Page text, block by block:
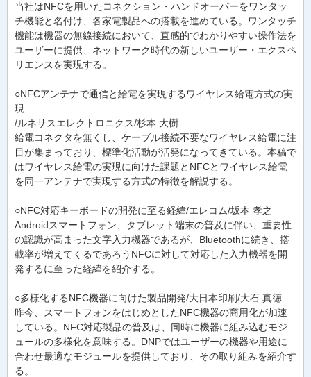
当社はNFCを用いたコネクション・ハンドオーバーをワンタッ
チ機能と名付け、各家電製品への搭載を進めている。ワンタッチ
機能は機器の無線接続において、直感的でわかりやすい操作法を
ユーザーに提供、ネットワーク時代の新しいユーザー・エクスペ
リエンスを実現する。
○NFCアンテナで通信と給電を実現するワイヤレス給電方式の実
現
/ルネサスエレクトロニクス/杉本 大樹
給電コネクタを無くし、ケーブル接続不要なワイヤレス給電に注
目が集まっており、標準化活動が活発になってきている。本稿で
はワイヤレス給電の実現に向けた課題とNFCとワイヤレス給電
を同一アンテナで実現する方式の特徴を解説する。
○NFC対応キーボードの開発に至る経緯/エレコム/坂本 孝之
Androidスマートフォン、タブレット端末の普及に伴い、重要性
の認識が高まった文字入力機器であるが、Bluetoothに続き、搭
載率が増えてくるであろうNFCに対して対応した入力機器を開
発するに至った経緯を紹介する。
○多様化するNFC機器に向けた製品開発/大日本印刷/大石 真徳
昨今、スマートフォンをはじめとしたNFC機器の商用化が加速
している。NFC対応製品の普及は、同時に機器に組み込むモジ
ュールの多様化を意味する。DNPではユーザーの機器や用途に
合わせ最適なモジュールを提供しており、その取り組みを紹介す
る。